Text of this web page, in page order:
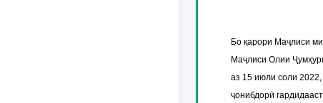
Бо қарори Маҷлиси
Маҷлиси Олии
аз 15 июли соли 2022,
ҷонибдорӣ гардидааст